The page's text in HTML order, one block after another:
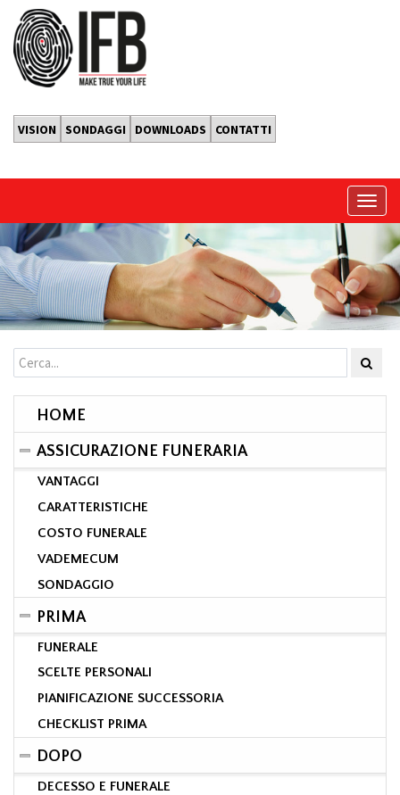
VISION SONDAGGI DOWNLOADS CONTATTI
HOME
ASSICURAZIONE FUNERARIA
VANTAGGI
CARATTERISTICHE
COSTO FUNERALE
VADEMECUM
SONDAGGIO
PRIMA
FUNERALE
SCELTE PERSONALI
PIANIFICAZIONE SUCCESSORIA
CHECKLIST PRIMA
DOPO
DECESSO E FUNERALE